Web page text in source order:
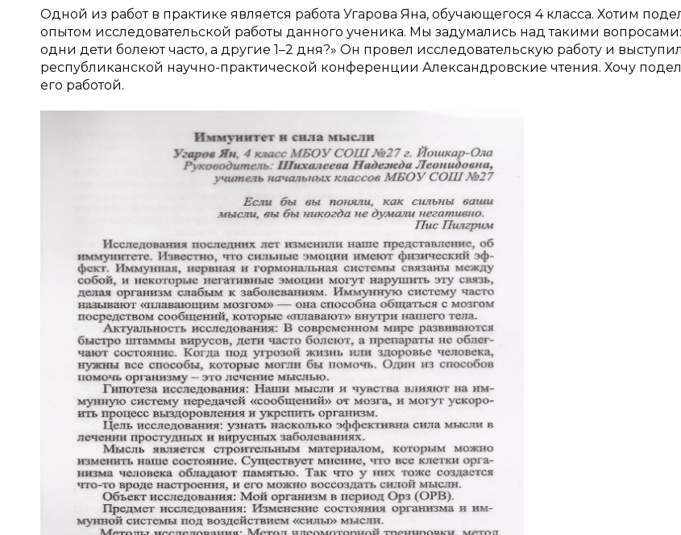
Одной из работ в практике является работа Угарова Яна, обучающегося 4 класса. Хотим
опытом исследовательской работы данного ученика. Мы задумались над такими
одни дети болеют часто, а другие 1–2 дня?» Он провел исследовательскую работу и
республиканской научно-практической конференции Александровские чтения. Хочу
его работой.